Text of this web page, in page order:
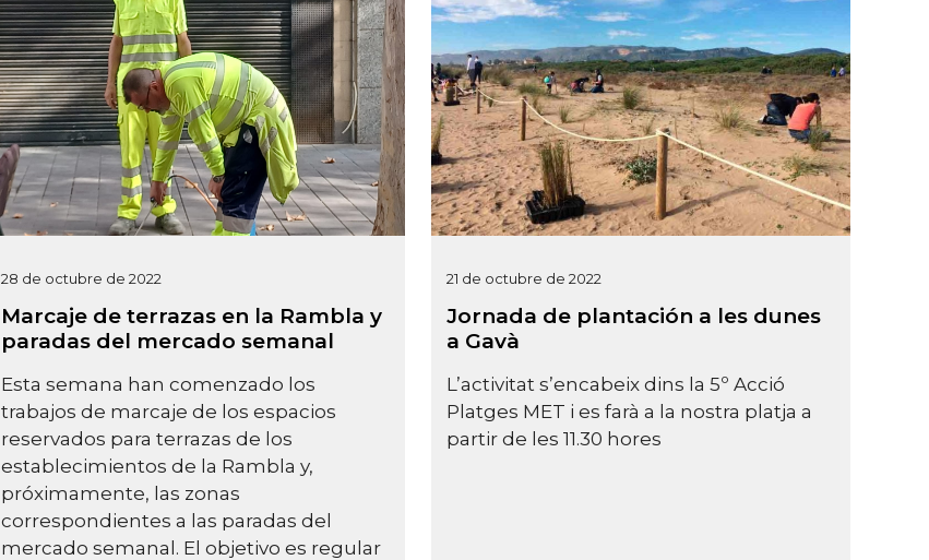
28 de octubre de 2022
Marcaje de terrazas en la Rambla y
paradas del mercado semanal
Esta semana han comenzado los
trabajos de marcaje de los espacios
reservados para terrazas de los
establecimientos de la Rambla y,
próximamente, las zonas
correspondientes a las paradas del
mercado semanal. El objetivo es regular
21 de octubre de 2022
Jornada de plantación a les dunes
a Gavà
L’activitat s’encabeix dins la 5º Acció
Platges MET i es farà a la nostra platja a
partir de les 11.30 hores